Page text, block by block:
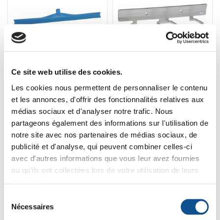
Ce site web utilise des cookies.
Les cookies nous permettent de personnaliser le contenu
et les annonces, d'offrir des fonctionnalités relatives aux
médias sociaux et d'analyser notre trafic. Nous
partageons également des informations sur l'utilisation de
notre site avec nos partenaires de médias sociaux, de
publicité et d'analyse, qui peuvent combiner celles-ci
avec d'autres informations que vous leur avez fournies
ou qu'ils ont collectées lors de votre utilisation de leurs
Nécessaires
71703
Ultra Hygiènique
Vikan, 700 mm
23,46 € HT25 ,50 € HT
28,15 € TTC30,60 € TTC
0617
Vikan, 305 mm
31,51 € HT 34
37,81 € TTC 41,10 € TTC